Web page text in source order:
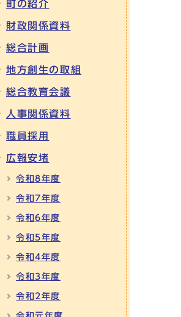
町の紹介
財政関係資料
総合計画
地方創生の取組
総合教育会議
人事関係資料
職員採用
広報安堵
令和8年度
令和7年度
令和6年度
令和5年度
令和4年度
令和3年度
令和2年度